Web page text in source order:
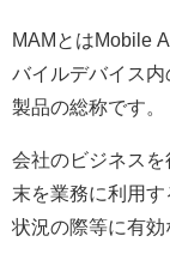
MAMとはMobile
バイルデバイス
製品の総称です。
会社のビジネス
末を業務に利用
状況の際等に有効